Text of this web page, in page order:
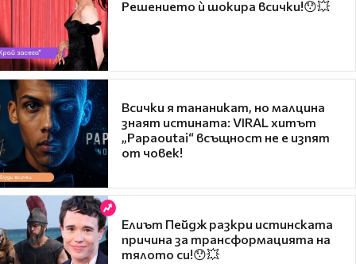
Решението ѝ шокира всички!😯💥
Всички я тананикат, но малцина
знаят истината: VIRAL хитът
„Papaoutai“ всъщност не е изпят
от човек!
Елиът Пейдж разкри истинската
причина за трансформацията на
тялото си!😯💥